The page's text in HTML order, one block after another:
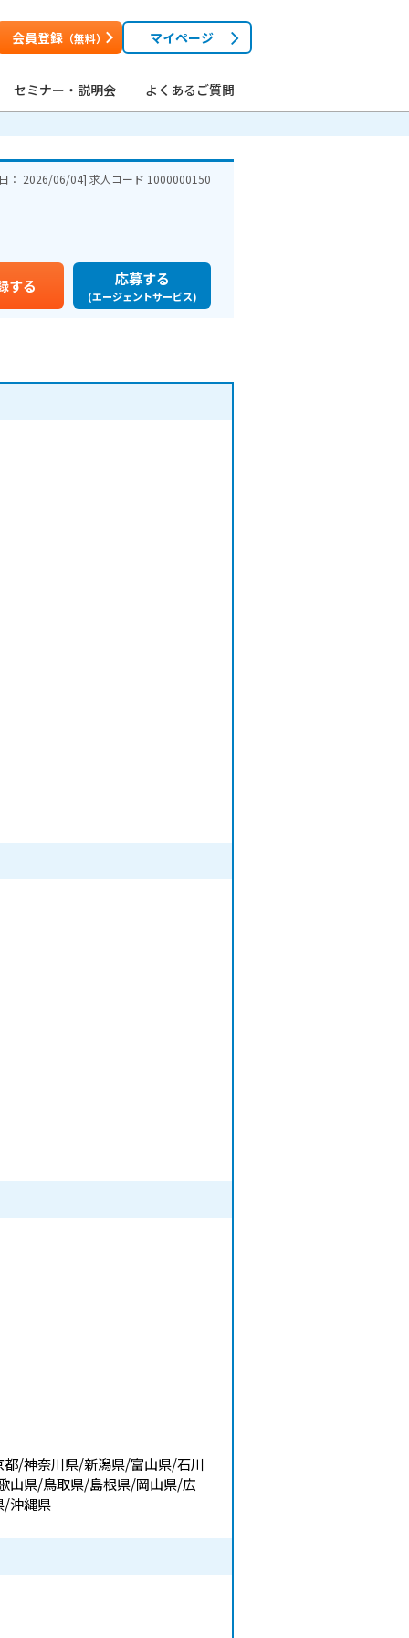
会員登録 （無料） マイページ
セミナー・説明会 よくあるご質問
： 2026/06/04] 求人コード 1000000150
する 応募する
(エージェントサービス)
/神奈川県/新潟県/富山県/石川
山県/鳥取県/島根県/岡山県/広
/沖縄県